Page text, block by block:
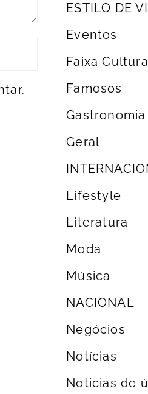
ESTILO DE
Eventos
Faixa
Famosos
Gastronomia
Geral
Lifestyle
Literatura
Moda
Música
NACIONAL
Negócios
Notícias
Noticias de